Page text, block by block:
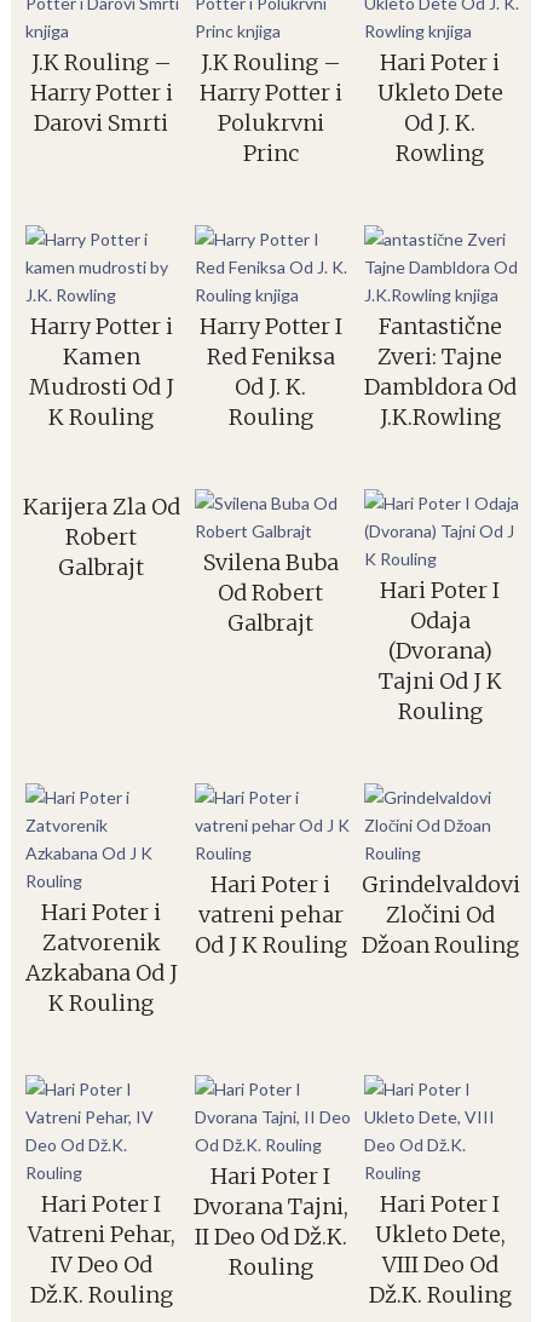
J.K Rouling –
Harry Potter i
Darovi Smrti
J.K Rouling –
Harry Potter i
Polukrvni
Princ
Hari Poter i
Ukleto Dete
Od J. K.
Rowling
Harry Potter i
Kamen
Mudrosti Od J
K Rouling
Harry Potter I
Red Feniksa
Od J. K.
Rouling
Fantastične
Zveri: Tajne
Dambldora Od
J.K.Rowling
Karijera Zla Od
Robert
Galbrajt
Svilena Buba
Od Robert
Galbrajt
Hari Poter I
Odaja
(Dvorana)
Tajni Od J K
Rouling
Hari Poter i
Zatvorenik
Azkabana Od J
K Rouling
Hari Poter i
vatreni pehar
Od J K Rouling
Grindelvaldovi
Zločini Od
Džoan Rouling
Hari Poter I
Vatreni Pehar,
IV Deo Od
Dž.K. Rouling
Hari Poter I
Dvorana Tajni,
II Deo Od Dž.K.
Rouling
Hari Poter I
Ukleto Dete,
VIII Deo Od
Dž.K. Rouling